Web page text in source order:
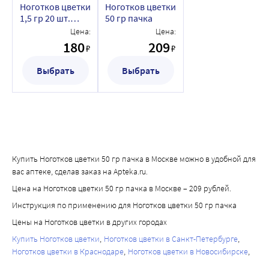
Ноготков цветки
1,5 гр 20 шт.
фильтр-пакеты
Цена:
180₽
Выбрать
Ноготков цветки
50 гр пачка
Цена:
209₽
Выбрать
Купить Ноготков цветки 50 гр пачка в Москве можно в удобной для
вас аптеке, сделав заказ на Apteka.ru.
Цена на Ноготков цветки 50 гр пачка в Москве – 209 рублей.
Инструкция по применению для Ноготков цветки 50 гр пачка
Цены на Ноготков цветки в других городах
Купить Ноготков цветки Ноготков цветки в Санкт-Петербурге
Ноготков цветки в Краснодаре Ноготков цветки в Новосибирске